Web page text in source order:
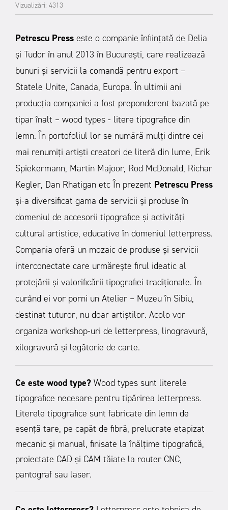
Vizualizări: 4313
Petrescu Press este o companie înființată de Delia
și Tudor în anul 2013 în Bucureşti, care realizează
bunuri şi servicii la comandă pentru export –
Statele Unite, Canada, Europa. În ultimii ani
producţia companiei a fost preponderent bazată pe
tipar înalt – wood types - litere tipografice din
lemn. În portofoliul lor se numără mulți dintre cei
mai renumiți artiști creatori de literă din lume, Erik
Spiekermann, Martin Majoor, Rod McDonald, Richar
Kegler, Dan Rhatigan etcÎn prezent Petrescu Press
și-a diversificat gama de servicii și produse în
domeniul de accesorii tipografice și activități
cultural artistice, educative în domeniul letterpress.
Compania oferă un mozaic de produse și servicii
interconectate care urmărește firul ideatic al
protejării și valorificării tipografiei tradiționale. În
curând ei vor porni un Atelier – Muzeu în Sibiu,
destinat tuturor, nu doar artiștilor. Acolo vor
organiza workshop-uri de letterpress, linogravură,
xilogravură și legătorie de carte.
Ce este wood type? Wood types sunt literele
tipografice necesare pentru tipărirea letterpress.
Literele tipografice sunt fabricate din lemn de
esență tare, pe capăt de fibră, prelucrate etapizat
mecanic și manual, finisate la înălțime tipografică,
proiectate CAD și CAM tăiate la router CNC,
pantograf sau laser.